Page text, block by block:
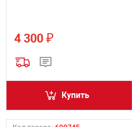
4 300 ₽
Купить